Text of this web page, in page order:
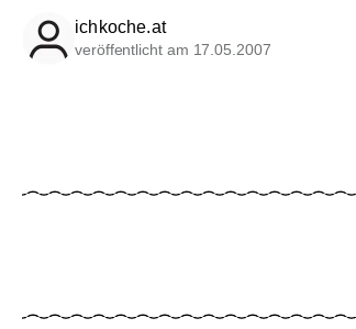
ichkoche.at
veröffentlicht am 17.05.2007